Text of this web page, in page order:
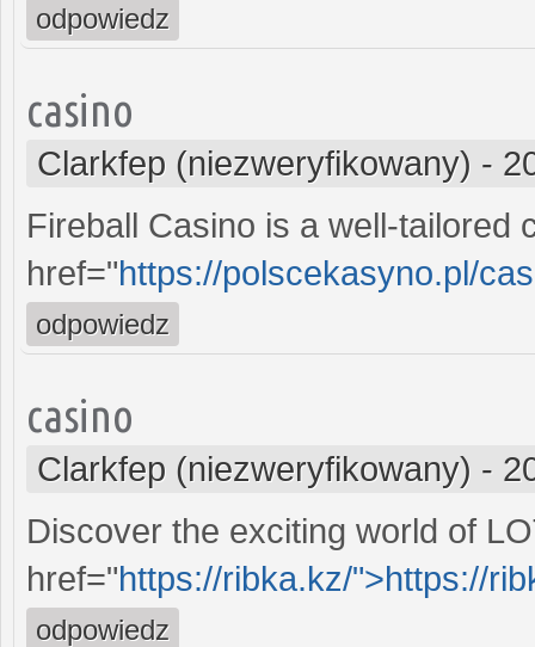
odpowiedz
casino
Clarkfep (niezweryfikowany) -
Fireball Casino is a well-tailored
href="https://polscekasyno.pl/
odpowiedz
casino
Clarkfep (niezweryfikowany) -
Discover the exciting world of
href="https://ribka.kz/">https://
odpowiedz